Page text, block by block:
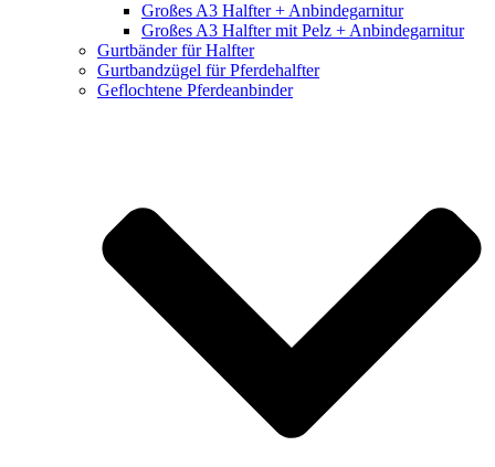
Großes A3 Halfter + Anbindegarnitur
Großes A3 Halfter mit Pelz + Anbindegarnitur
Gurtbänder für Halfter
Gurtbandzügel für Pferdehalfter
Geflochtene Pferdeanbinder